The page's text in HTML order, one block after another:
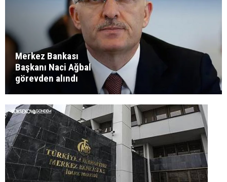
Merkez Bankası
Başkanı Naci Ağbal
görevden alındı